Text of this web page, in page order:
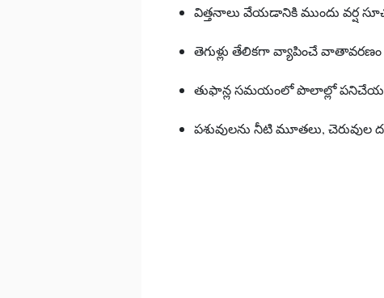
విత్తనాలు వేయడానికి ముందు వర్ష
తెగుళ్లు తేలికగా వ్యాపించే
తుఫాన్ల సమయంలో పొలాల్లో
పశువులను నీటి మూతలు, చెరువుల